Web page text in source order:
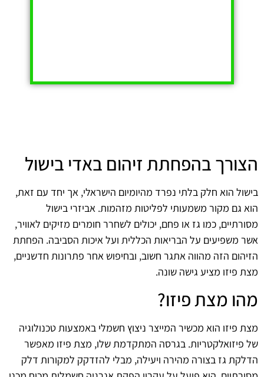
הצורך בהפחתת זיהום באדי בישול
בישול הוא חלק בלתי נפרד מהיומיום הישראלי, אך יחד עם זאת,
הוא גם מקור משמעותי לפליטות מזהמות. אביזרי בישול
מסורתיים, כמו גז או פחם, יכולים לשחרר חומרים מזיקים לאוויר,
אשר משפיעים על הבריאות הכללית ועל איכות הסביבה. הפחתת
הזיהום הזה מהווה אתגר חשוב, ובחיפוש אחר פתרונות חדשניים,
מצת פיזו מציע גישה שונה.
מהו מצת פיזו?
מצת פיזו הוא מכשיר המייצר ניצוץ חשמלי באמצעות טכנולוגיה
של פיזואלקטריות. בגרסה המתקדמת שלו, מצת פיזו מאפשר
הדלקת גז בצורה מהירה ויעילה, מבלי להזדקק למקורות דלק